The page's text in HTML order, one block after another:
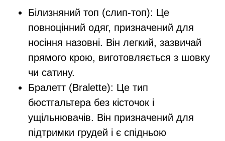
Білизняний топ (слип-топ): Це
повноцінний одяг, призначений для
носіння назовні. Він легкий, зазвичай
прямого крою, виготовляється з шовку
чи сатину.
Бралетт (Bralette): Це тип
бюстгальтера без кісточок і
ущільнювачів. Він призначений для
підтримки грудей і є спідньою